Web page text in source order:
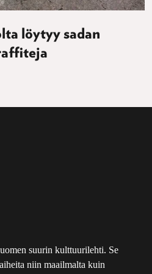
löytyy sadan
suurin kulttuurilehti. Se
niin maailmalta kuin